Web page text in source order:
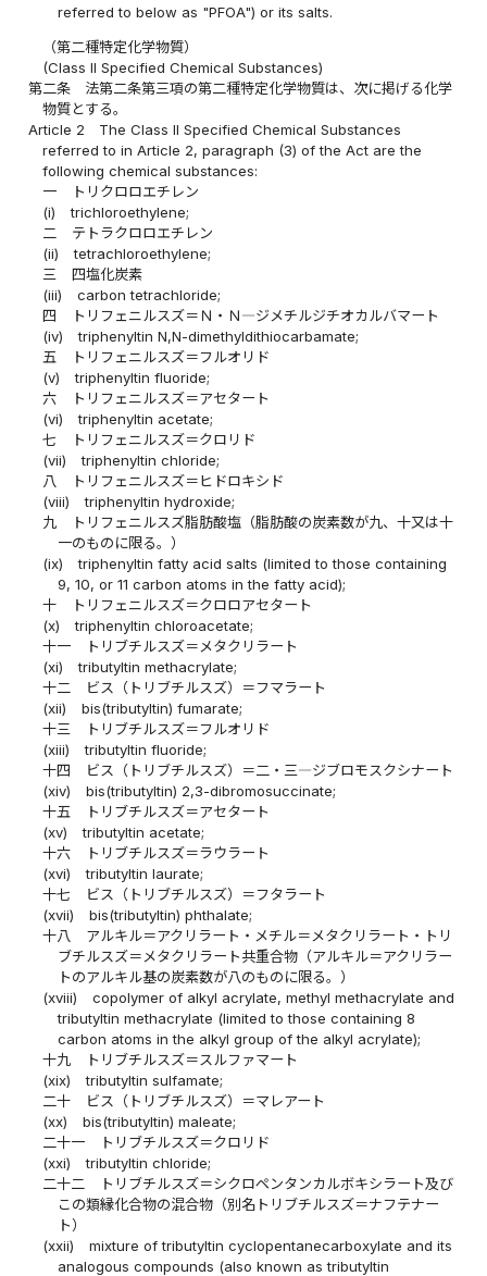
referred to below as "PFOA") or its salts.
（第二種特定化学物質）
(Class II Specified Chemical Substances)
第二条
法第二条第三項の第二種特定化学物質は、次に掲げる化学
物質とする。
Article 2
The Class II Specified Chemical Substances
referred to in Article 2, paragraph (3) of the Act are the
following chemical substances:
一
トリクロロエチレン
(i)
trichloroethylene;
二
テトラクロロエチレン
(ii)
tetrachloroethylene;
三
四塩化炭素
(iii)
carbon tetrachloride;
四
トリフェニルスズ＝Ｎ・Ｎ―ジメチルジチオカルバマート
(iv)
triphenyltin N,N-dimethyldithiocarbamate;
五
トリフェニルスズ＝フルオリド
(v)
triphenyltin fluoride;
六
トリフェニルスズ＝アセタート
(vi)
triphenyltin acetate;
七
トリフェニルスズ＝クロリド
(vii)
triphenyltin chloride;
八
トリフェニルスズ＝ヒドロキシド
(viii)
triphenyltin hydroxide;
九
トリフェニルスズ脂肪酸塩（脂肪酸の炭素数が九、十又は十
一のものに限る。）
(ix)
triphenyltin fatty acid salts (limited to those containing
9, 10, or 11 carbon atoms in the fatty acid);
十
トリフェニルスズ＝クロロアセタート
(x)
triphenyltin chloroacetate;
十一
トリブチルスズ＝メタクリラート
(xi)
tributyltin methacrylate;
十二
ビス（トリブチルスズ）＝フマラート
(xii)
bis(tributyltin) fumarate;
十三
トリブチルスズ＝フルオリド
(xiii)
tributyltin fluoride;
十四
ビス（トリブチルスズ）＝二・三―ジブロモスクシナート
(xiv)
bis(tributyltin) 2,3-dibromosuccinate;
十五
トリブチルスズ＝アセタート
(xv)
tributyltin acetate;
十六
トリブチルスズ＝ラウラート
(xvi)
tributyltin laurate;
十七
ビス（トリブチルスズ）＝フタラート
(xvii)
bis(tributyltin) phthalate;
十八
アルキル＝アクリラート・メチル＝メタクリラート・トリ
ブチルスズ＝メタクリラート共重合物（アルキル＝アクリラー
トのアルキル基の炭素数が八のものに限る。）
(xviii)
copolymer of alkyl acrylate, methyl methacrylate and
tributyltin methacrylate (limited to those containing 8
carbon atoms in the alkyl group of the alkyl acrylate);
十九
トリブチルスズ＝スルファマート
(xix)
tributyltin sulfamate;
二十
ビス（トリブチルスズ）＝マレアート
(xx)
bis(tributyltin) maleate;
二十一
トリブチルスズ＝クロリド
(xxi)
tributyltin chloride;
二十二
トリブチルスズ＝シクロペンタンカルボキシラート及び
この類縁化合物の混合物（別名トリブチルスズ＝ナフテナー
ト）
(xxii)
mixture of tributyltin cyclopentanecarboxylate and its
analogous compounds (also known as tributyltin